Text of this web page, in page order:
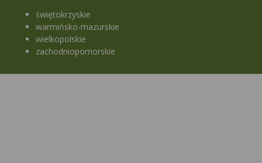
świętokrzyskie
warmińsko-mazurskie
wielkopolskie
zachodniopomorskie